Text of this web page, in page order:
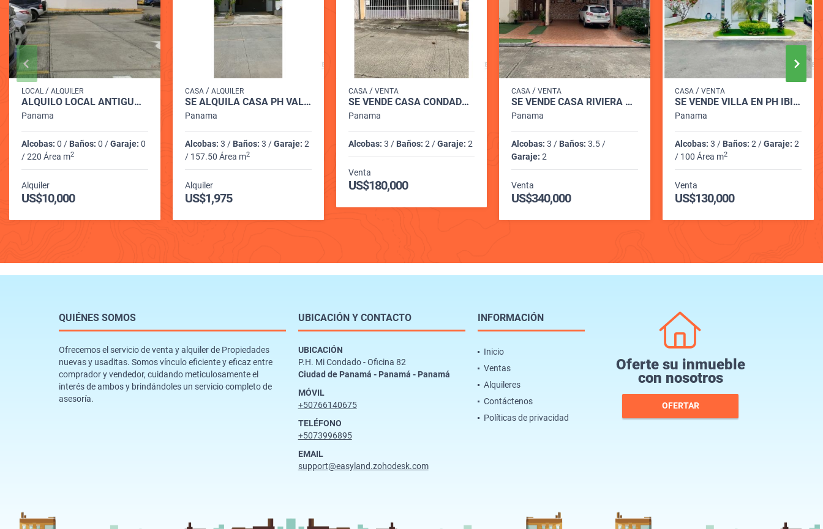
LOCAL / ALQUILER
ALQUILO LOCAL ANTIGUO BAC, EN PLAZA GALLERY
Panama
Alcobas: 0 / Baños: 0 /Garaje: 0
/ 220 Área m2
Alquiler
US$10,000
CASA/ ALQUILER
SE ALQUILA CASA PH VALLARTA CON PANELES SOLARES PASEO DE NORTE
Panama
Alcobas: 3 / Baños: 3 /Garaje: 2
/ 157.50 Área m2
Alquiler
US$1,975
CASA/ VENTA
SE VENDE CASA CONDADO DEL REY
Panama
Alcobas: 3 / Baños: 2 /Garaje: 2
Venta
US$180,000
CASA /VENTA
SE VENDE CASA RIVIERA COLONIAL BRISAS DEL GOLF
Panama
Alcobas: 3 / Baños: 3.5 /
Garaje: 2
Venta
US$340,000
CASA /VENTA
SE VENDE VILLA EN PH IBIZA CERCA DE LA ENTRADA DE BIJAO - RIO HATO
Panama
Alcobas: 3 / Baños: 2 /Garaje: 2
/ 100 Área m2
Venta
US$130,000
QUIÉNES SOMOS
Ofrecemos el servicio de venta y alquiler de Propiedades
nuevas y usaditas. Somos vínculo eficiente y eficaz entre
comprador y vendedor, cuidando meticulosamente el
interés de ambos y brindándoles un servicio completo de
asesoría.
UBICACIÓN Y CONTACTO
UBICACIÓN
P.H. Mi Condado - Oficina 82
Ciudad de Panamá - Panamá - Panamá
MÓVIL
+50766140675
TELÉFONO
+5073996895
EMAIL
support@easyland.zohodesk.com
INFORMACIÓN
Inicio
Ventas
Alquileres
Contáctenos
Políticas de privacidad
Oferte su inmueble
con nosotros
OFERTAR